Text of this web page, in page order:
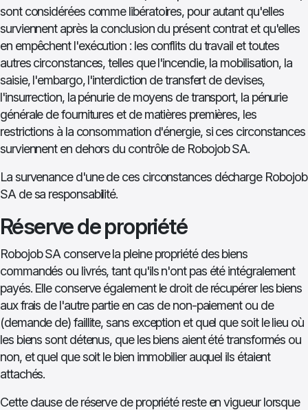
sont considérées comme libératoires, pour autant qu'elles
surviennent après la conclusion du présent contrat et qu'elles
en empêchent l'exécution : les conflits du travail et toutes
autres circonstances, telles que l'incendie, la mobilisation, la
saisie, l'embargo, l'interdiction de transfert de devises,
l'insurrection, la pénurie de moyens de transport, la pénurie
générale de fournitures et de matières premières, les
restrictions à la consommation d'énergie, si ces circonstances
surviennent en dehors du contrôle de Robojob SA.
La survenance d'une de ces circonstances décharge Robojob
SA de sa responsabilité.
Réserve de propriété
Robojob SA conserve la pleine propriété des biens
commandés ou livrés, tant qu'ils n'ont pas été intégralement
payés. Elle conserve également le droit de récupérer les biens
aux frais de l'autre partie en cas de non-paiement ou de
(demande de) faillite, sans exception et quel que soit le lieu où
les biens sont détenus, que les biens aient été transformés ou
non, et quel que soit le bien immobilier auquel ils étaient
attachés.
Cette clause de réserve de propriété reste en vigueur lorsque